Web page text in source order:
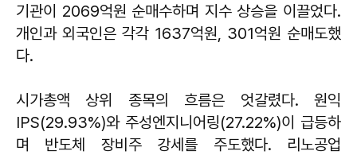
기관이 2069억원 순매수하며 지수 상승을 이끌었다.
개인과 외국인은 각각 1637억원, 301억원 순매도했
다.
시가총액 상위 종목의 흐름은 엇갈렸다. 원익
IPS(29.93%)와 주성엔지니어링(27.22%)이 급등하
며 반도체 장비주 강세를 주도했다. 리노공업